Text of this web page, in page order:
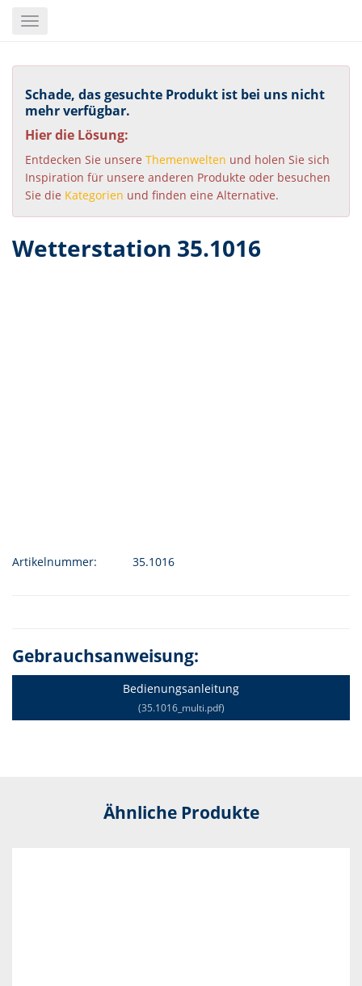
content
Toggle
Schade, das gesuchte Produkt ist bei uns nicht
mehr verfügbar.
Hier die Lösung:
Entdecken Sie unsere Themenwelten und holen Sie sich
Inspiration für unsere anderen Produkte oder besuchen
Sie die Kategorien und finden eine Alternative.
Wetterstation 35.1016
Artikelnummer: 35.1016
Gebrauchsanweisung:
Bedienungsanleitung
(35.1016_multi.pdf)
Ähnliche Produkte